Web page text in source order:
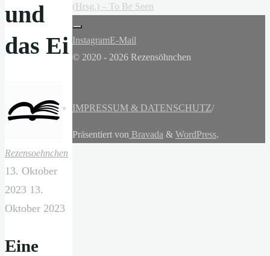
und
das Ei
Rezensoehnchen
13. Oktober
2023 13.
Oktober 2023
Eine
(Hrsg.) – To Be Seen
InstagramE-Mail
© 2020 - 2026 Rezensöhnchen
IMPRESSUM & DATENSCHUTZ/
Präsentiert von Bravada & WordPress.